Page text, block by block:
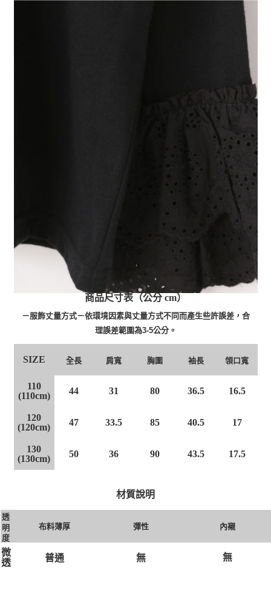
商品尺寸表（公分 cm）
－服飾丈量方式－依環境因素與丈量方式不同而產生些許誤差，合
理誤差範圍為3-5公分。
SIZE 全長 肩寬 胸圍 袖長 領口寬
110
(110cm)
44 31 80 36.5 16.5
120
(120cm)
47 33.5 85 40.5 17
130
(130cm)
50 36 90 43.5 17.5
材質說明
透
明
度
布料薄厚 彈性 內襯
微
透
普通 無 無